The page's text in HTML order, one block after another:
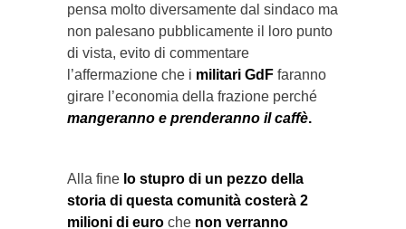
pensa molto diversamente dal sindaco ma
non palesano pubblicamente il loro punto
di vista, evito di commentare
l’affermazione che i militari GdF faranno
girare l’economia della frazione perché
mangeranno e prenderanno il caffè.
Alla fine lo stupro di un pezzo della
storia di questa comunità costerà 2
milioni di euro che non verranno